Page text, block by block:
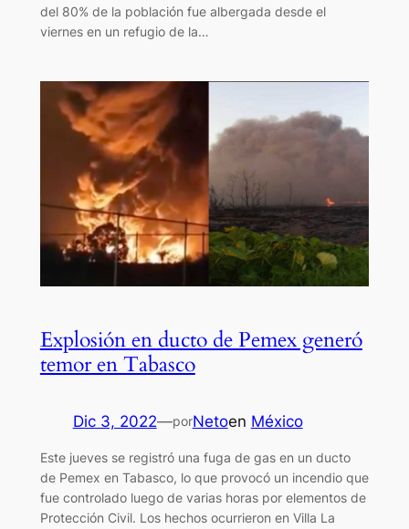
del 80% de la población fue albergada desde el
viernes en un refugio de la…
Explosión en ducto de Pemex generó
temor en Tabasco
Dic 3, 2022—porNetoen México
Este jueves se registró una fuga de gas en un ducto
de Pemex en Tabasco, lo que provocó un incendio que
fue controlado luego de varias horas por elementos de
Protección Civil. Los hechos ocurrieron en Villa La